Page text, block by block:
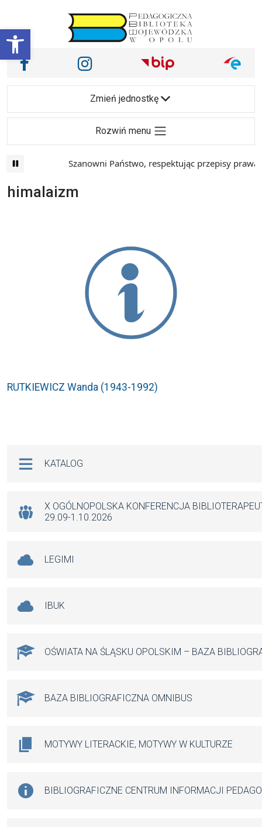
Otwórz pasek narzędzi
Main Navigation
Nasze media społecznościowe i inne
Facebook Instagram
Zmień jednostkę
Rozwiń menu
Szanowni Państwo, respektując przepisy prawa
himalaizm
RUTKIEWICZ Wanda (1943-1992)
KATALOG
X OGÓLNOPOLSKA KONFERENCJA
29.09-1.10.2026
LEGIMI
IBUK
OŚWIATA NA ŚLĄSKU OPOLSKIM – BAZA
BAZA BIBLIOGRAFICZNA OMNIBUS
MOTYWY LITERACKIE, MOTYWY W KULTURZE
BIBLIOGRAFICZNE CENTRUM INFORMACJI